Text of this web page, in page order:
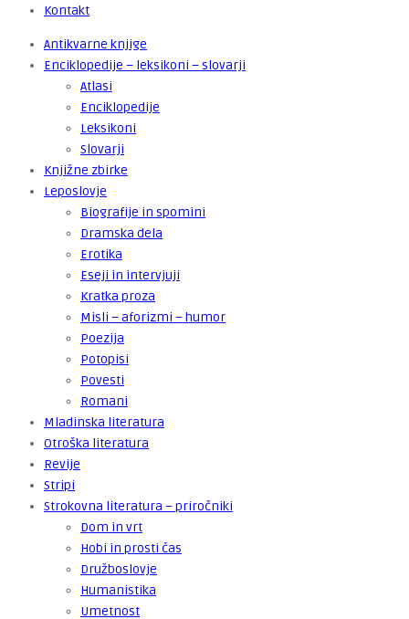
Kontakt
Antikvarne knjige
Enciklopedije – leksikoni – slovarji
Atlasi
Enciklopedije
Leksikoni
Slovarji
Knjižne zbirke
Leposlovje
Biografije in spomini
Dramska dela
Erotika
Eseji in intervjuji
Kratka proza
Misli – aforizmi – humor
Poezija
Potopisi
Povesti
Romani
Mladinska literatura
Otroška literatura
Revije
Stripi
Strokovna literatura – priročniki
Dom in vrt
Hobi in prosti čas
Družboslovje
Humanistika
Umetnost